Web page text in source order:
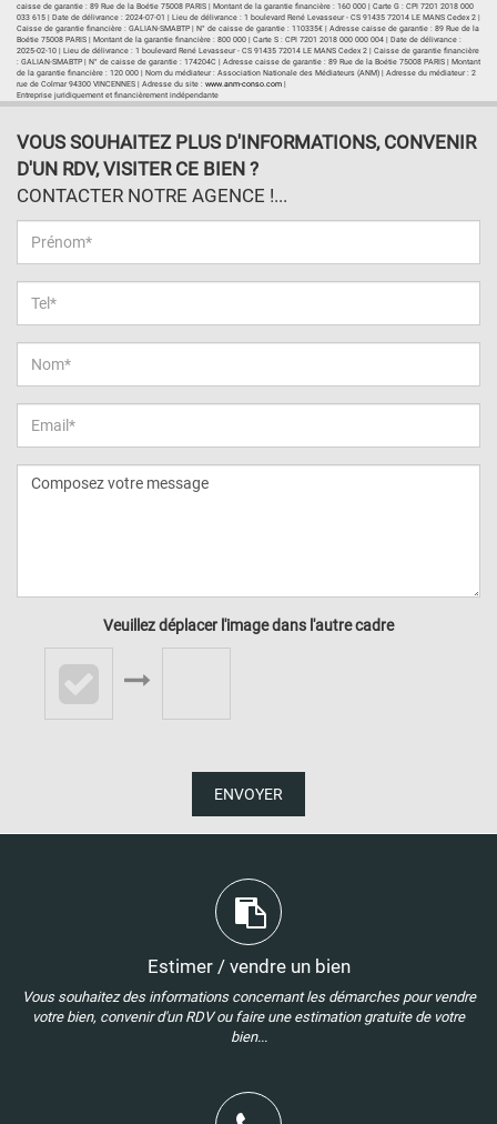
caisse de garantie : 89 Rue de la Boétie 75008 PARIS | Montant de la garantie financière : 160 000 | Carte G : CPI 7201 2018 000
033 615 | Date de délivrance : 2024-07-01 | Lieu de délivrance : 1 boulevard René Levasseur - CS 91435 72014 LE MANS Cedex 2 |
Caisse de garantie financière : GALIAN-SMABTP | N° de caisse de garantie : 110335€ | Adresse caisse de garantie : 89 Rue de la
Boétie 75008 PARIS | Montant de la garantie financière : 800 000 | Carte S : CPI 7201 2018 000 000 004 | Date de délivrance :
2025-02-10 | Lieu de délivrance : 1 boulevard René Levasseur - CS 91435 72014 LE MANS Cedex 2 | Caisse de garantie financière
: GALIAN-SMABTP | N° de caisse de garantie : 174204C | Adresse caisse de garantie : 89 Rue de la Boétie 75008 PARIS | Montant
de la garantie financière : 120 000 | Nom du médiateur : Association Nationale des Médiateurs (ANM) | Adresse du médiateur : 2
rue de Colmar 94300 VINCENNES | Adresse du site : www.anm-conso.com
Entreprise juridiquement et financièrement indépendante
VOUS SOUHAITEZ PLUS D'INFORMATIONS, CONVENIR
D'UN RDV, VISITER CE BIEN ?
CONTACTER NOTRE AGENCE !...
Veuillez déplacer l'image dans l'autre cadre
ENVOYER
Estimer / vendre un bien
Vous souhaitez des informations concernant les démarches pour vendre
votre bien, convenir d'un RDV ou faire une estimation gratuite de votre
bien...